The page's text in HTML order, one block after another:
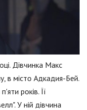
Дівчинка Макс
в місто Адкадия-Бей.
років. Її
У ній дівчина